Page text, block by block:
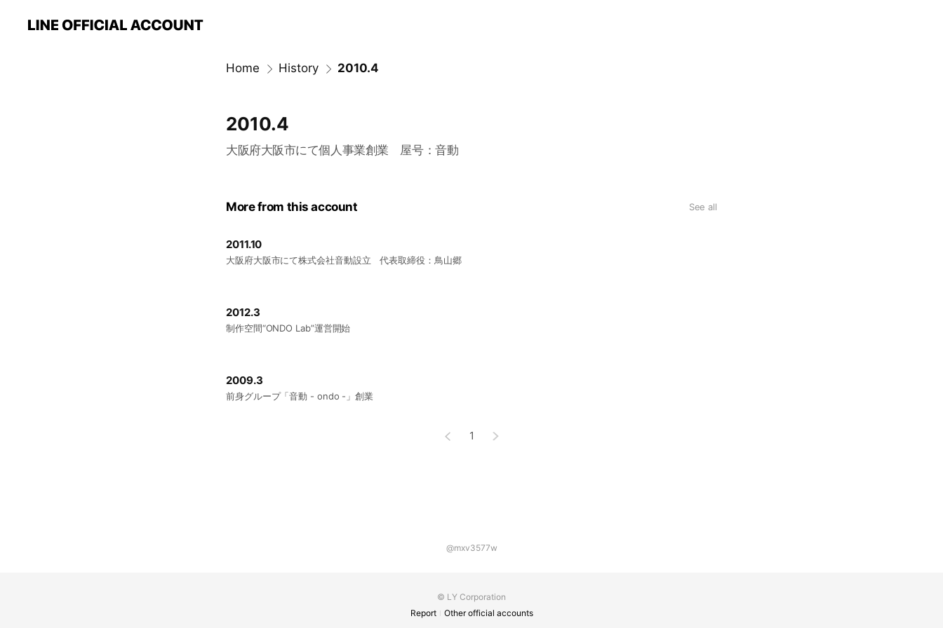
Home History 2010.4
2010.4
大阪府大阪市にて個人事業創業 屋号：音動
More from this account See all
2011.10
大阪府大阪市にて株式会社音動設立 代表取締役：鳥山郷
2012.3
制作空間“ONDO Lab”運営開始
2009.3
前身グループ「音動 - ondo -」創業
1
@mxv3577w
© LY Corporation
Report
Other official accounts